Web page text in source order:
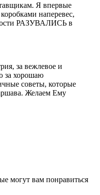
Я впервые
наперевес,
РАЗУВАЛИСЬ в
за вежлевое и
за хорошаю
советы, которые
Желаем Ему
могут вам понравиться